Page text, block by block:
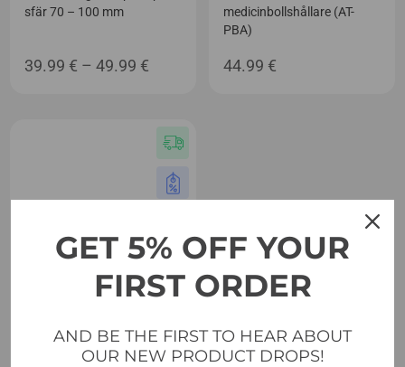
sfär 70 – 100 mm
39.99 € – 49.99 € Prisintervall:
49.99 €
medicinbollshållare (AT-
PBA)
44.99 €
GET 5% OFF YOUR
FIRST ORDER
AND BE THE FIRST TO HEAR ABOUT
OUR NEW PRODUCT DROPS!